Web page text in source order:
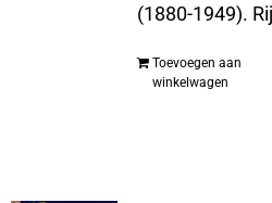
(1880-1949).
Toevoegen aan
winkelwagen